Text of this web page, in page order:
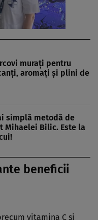
murați pentru
aromați și plini de
simplă metodă de
Bilic. Este la
beneficii
vitamina C și